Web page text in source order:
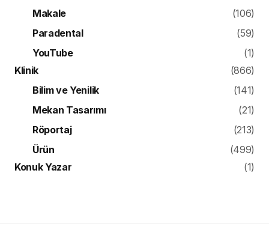
Makale
(106)
Paradental
(59)
YouTube
(1)
Klinik
(866)
Bilim ve Yenilik
(141)
Mekan Tasarımı
(21)
Röportaj
(213)
Ürün
(499)
Konuk Yazar
(1)